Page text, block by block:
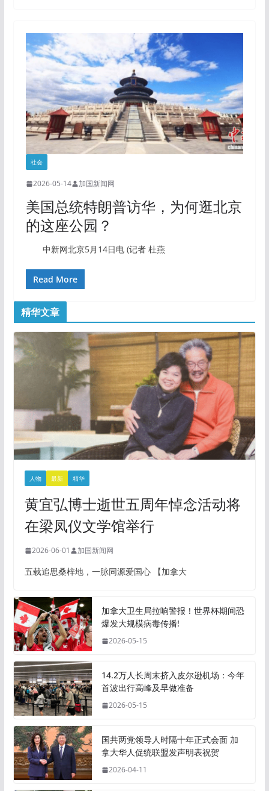
社会
2026-05-14 加国新闻网
美国总统特朗普访华，为何逛北京
的这座公园？
中新网北京5月14日电 (记者 杜燕
Read More
精华文章
人物 最新 精华
黄宜弘博士逝世五周年悼念活动将
在梁凤仪文学馆举行
2026-06-01 加国新闻网
五载追思桑梓地，一脉同源爱国心 【加拿大
加拿大卫生局拉响警报！世界杯期间恐
爆发大规模病毒传播!
2026-05-15
14.2万人长周末挤入皮尔逊机场：今年
首波出行高峰及早做准备
2026-05-15
国共两党领导人时隔十年正式会面 加
拿大华人促统联盟发声明表祝贺
2026-04-11